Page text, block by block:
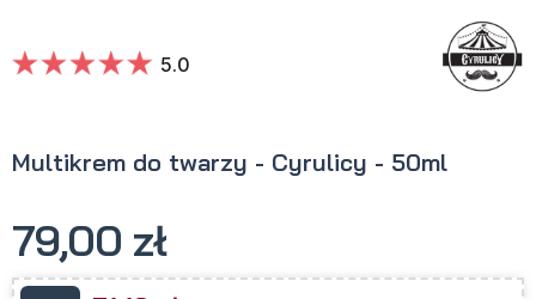
Multikrem do twarzy - Cyrulicy - 50ml
5.0
79,00 zł